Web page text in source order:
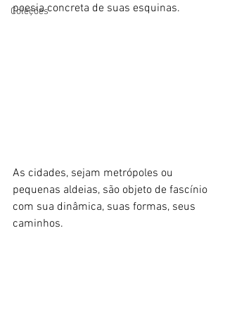
Coleções
poesia concreta de suas esquinas.
As cidades, sejam metrópoles ou
pequenas aldeias, são objeto de fascínio
com sua dinâmica, suas formas, seus
caminhos.